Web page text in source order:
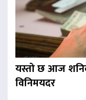
यस्तो छ आज
विनिमयदर